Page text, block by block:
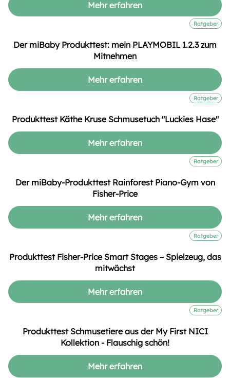
Mehr erfahren
Ratgeber
Der miBaby Produkttest: mein PLAYMOBIL 1.2.3 zum
Mitnehmen
Mehr erfahren
Ratgeber
Produkttest Käthe Kruse Schmusetuch "Luckies Hase"
Mehr erfahren
Ratgeber
Der miBaby-Produkttest Rainforest Piano-Gym von
Fisher-Price
Mehr erfahren
Ratgeber
Produkttest Fisher-Price Smart Stages – Spielzeug, das
mitwächst
Mehr erfahren
Ratgeber
Produkttest Schmusetiere aus der My First NICI
Kollektion - Flauschig schön!
Mehr erfahren